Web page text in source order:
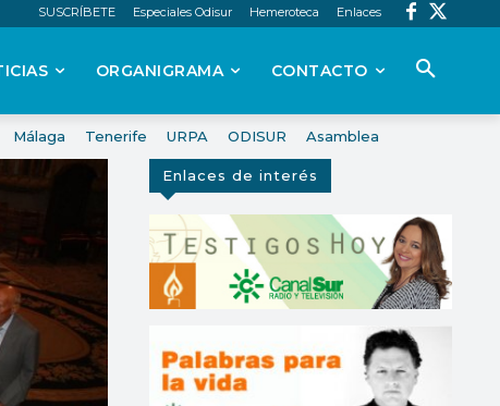
SUSCRÍBETE Especiales Odisur Hemeroteca Enlaces
ORGANIGRAMA CONTACTO
Málaga Tenerife URPA ODISUR Asamblea
Enlaces de interés